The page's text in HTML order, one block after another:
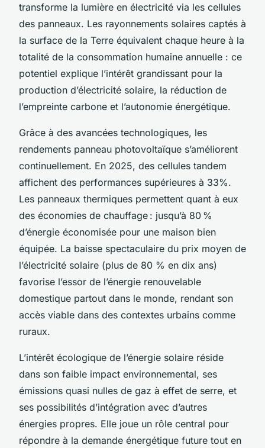
transforme la lumière en électricité via les cellules
des panneaux. Les rayonnements solaires captés à
la surface de la Terre équivalent chaque heure à la
totalité de la consommation humaine annuelle : ce
potentiel explique l’intérêt grandissant pour la
production d’électricité solaire, la réduction de
l’empreinte carbone et l’autonomie énergétique.
Grâce à des avancées technologiques, les
rendements panneau photovoltaïque s’améliorent
continuellement. En 2025, des cellules tandem
affichent des performances supérieures à 33%.
Les panneaux thermiques permettent quant à eux
des économies de chauffage : jusqu’à 80 %
d’énergie économisée pour une maison bien
équipée. La baisse spectaculaire du prix moyen de
l’électricité solaire (plus de 80 % en dix ans)
favorise l’essor de l’énergie renouvelable
domestique partout dans le monde, rendant son
accès viable dans des contextes urbains comme
ruraux.
L’intérêt écologique de l’énergie solaire réside
dans son faible impact environnemental, ses
émissions quasi nulles de gaz à effet de serre, et
ses possibilités d’intégration avec d’autres
énergies propres. Elle joue un rôle central pour
répondre à la demande énergétique future tout en